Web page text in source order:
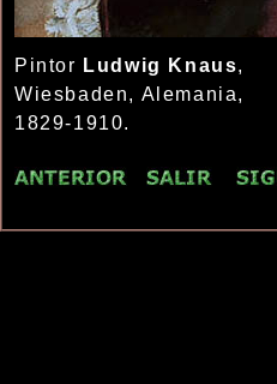
Pintor Ludwig Knaus,
Wiesbaden, Alemania,
1829-1910.